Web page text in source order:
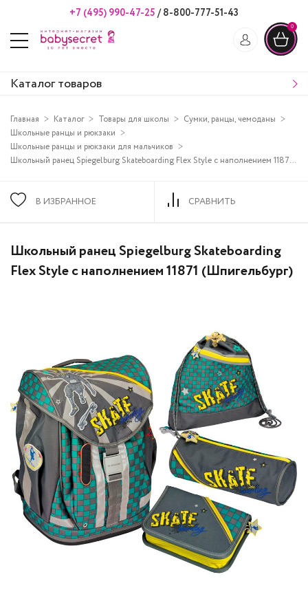
+7 (495) 990-47-25 /8-800-777-51-43
0
Каталог товаров
Главная Каталог Товары для школы
Сумки, ранцы, чемоданы
Школьные ранцы и рюкзаки
Школьные ранцы и рюкзаки для мальчиков
Школьный ранец Spiegelburg Skateboarding Flex Style с наполнением 11871 (Шпигельбург)
В ИЗБРАННОЕ СРАВНИТЬ
Школьный ранец Spiegelburg Skateboarding
Flex Style с наполнением 11871 (Шпигельбург)